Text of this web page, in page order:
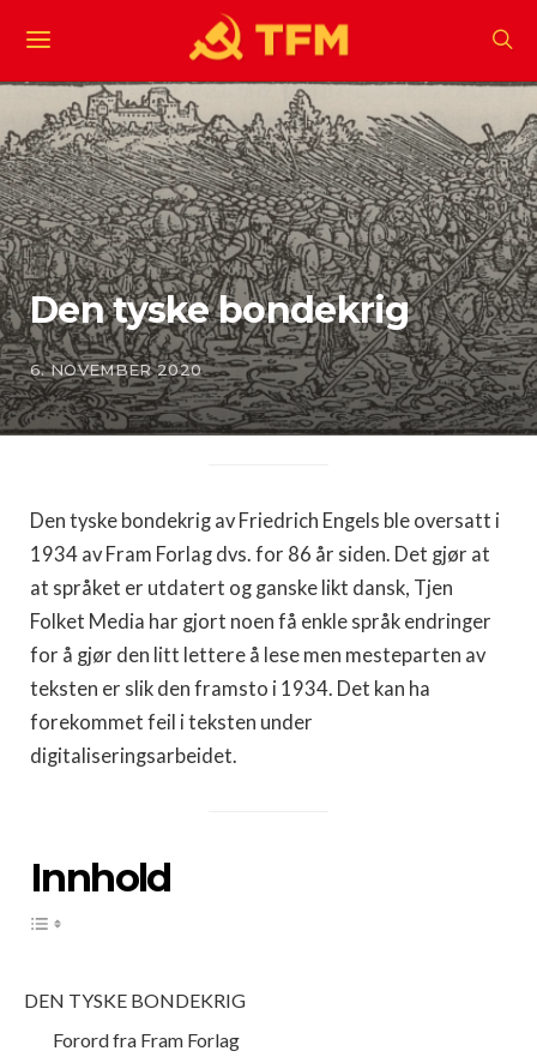
Den tyske bondekrig
6. NOVEMBER 2020
Den tyske bondekrig av Friedrich Engels ble oversatt i
1934 av Fram Forlag dvs. for 86 år siden. Det gjør at
at språket er utdatert og ganske likt dansk, Tjen
Folket Media har gjort noen få enkle språk endringer
for å gjør den litt lettere å lese men mesteparten av
teksten er slik den framsto i 1934. Det kan ha
forekommet feil i teksten under
digitaliseringsarbeidet.
Innhold
DEN TYSKE BONDEKRIG
Forord fra Fram Forlag